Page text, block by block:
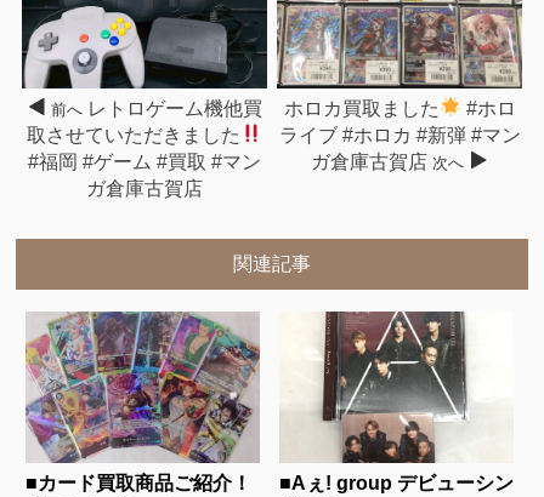
前へ レトロゲーム機他買
取させていただきました
#福岡 #ゲーム #買取 #マン
ガ倉庫古賀店
ホロカ買取ました
#ホロ
ライブ #ホロカ #新弾 #マン
ガ倉庫古賀店 次へ
関連記事
■カード買取商品ご紹介！
■Aぇ! group デビューシン